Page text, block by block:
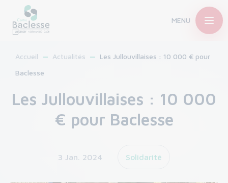
MENU
Accueil Actualités
Les Jullouvillaises : 10 000 € pour
Baclesse
Les Jullouvillaises : 10 000
€ pour Baclesse
3 Jan. 2024 Solidarité